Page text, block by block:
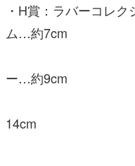
・H賞：ラバーコレ
ム…約7cm
ラバ
ー…約9cm
ラバ
14cm